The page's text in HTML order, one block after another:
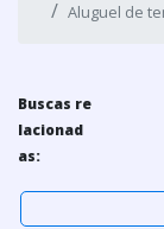
Aluguel de
Buscas re
lacionad
as: